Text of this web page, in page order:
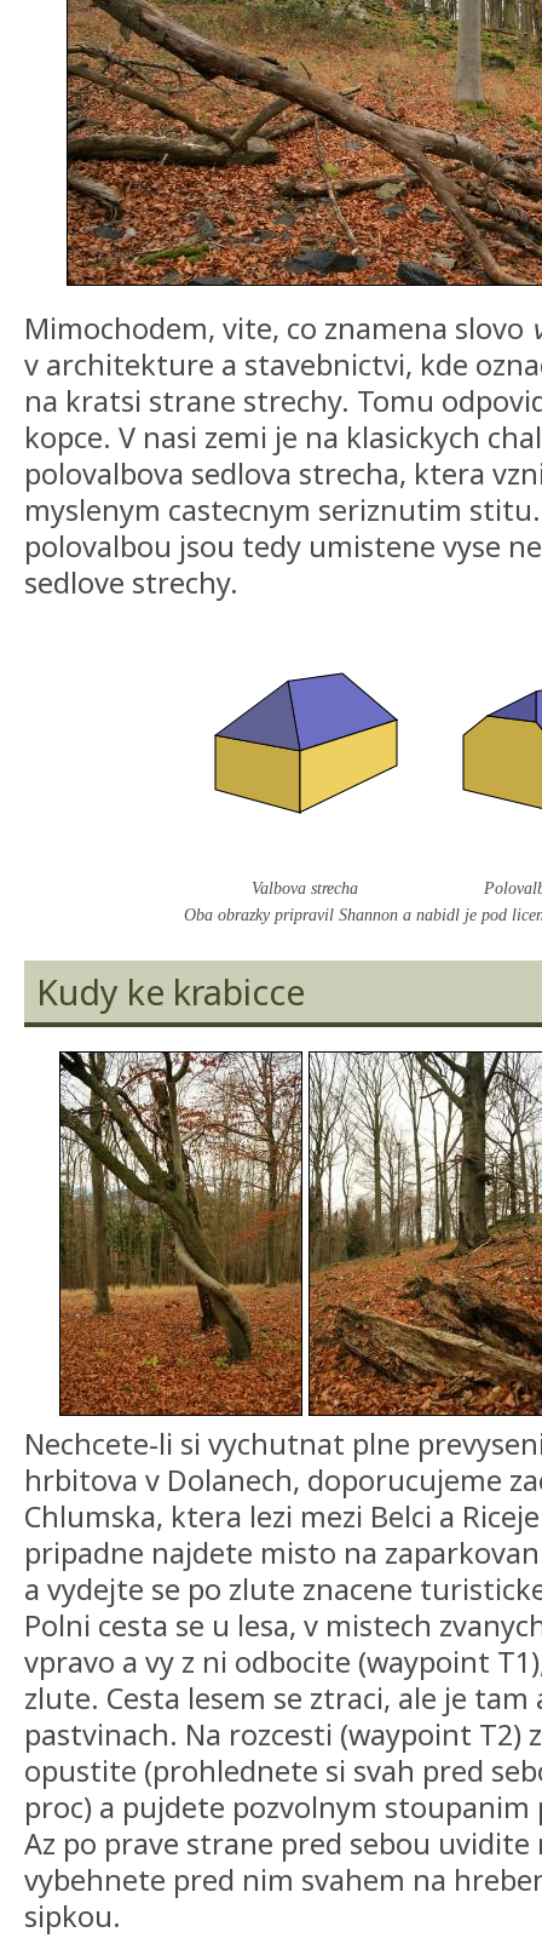
Mimochodem, vite, co znamena slovo
v architekture a stavebnictvi, kde
na kratsi strane strechy. Tomu
kopce. V nasi zemi je na klasickych
polovalbova sedlova strecha, ktera
myslenym castecnym seriznutim
polovalbou jsou tedy umistene vyse
sedlove strechy.
Valbova strecha
Oba obrazky pripravil Shannon a nabidl je pod
Kudy ke krabicce
Nechcete-li si vychutnat plne
hrbitova v Dolanech, doporucujeme
Chlumska, ktera lezi mezi Belci a
pripadne najdete misto na
a vydejte se po zlute znacene
Polni cesta se u lesa, v mistech
vpravo a vy z ni odbocite (waypoint
zlute. Cesta lesem se ztraci, ale je
pastvinach. Na rozcesti (waypoint T2)
opustite (prohlednete si svah pred
proc) a pujdete pozvolnym stoupanim
Az po prave strane pred sebou uvidite
vybehnete pred nim svahem na
sipkou.